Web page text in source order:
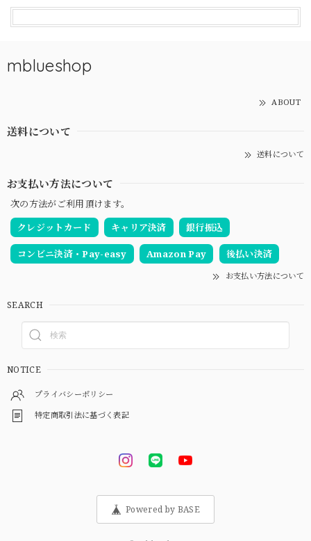
mblueshop
ABOUT
送料について
送料について
お支払い方法について
次の方法がご利用頂けます。
クレジットカード
キャリア決済 銀行振込
コンビニ決済・Pay-easy Amazon Pay 後払い決済
お支払い方法について
SEARCH
NOTICE
プライバシーポリシー
特定商取引法に基づく表記
Powered by BASE